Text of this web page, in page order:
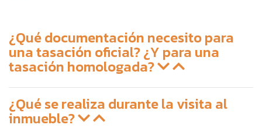
¿Qué documentación necesito para
una tasación oficial? ¿Y para una
tasación homologada?
¿Qué se realiza durante la visita al
inmueble?